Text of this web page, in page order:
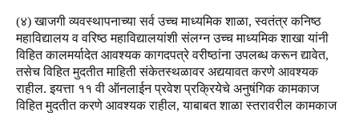
(४) खाजगी व्यवस्थापनाच्या सर्व उच्च माध्यमिक शाळा, स्वतंत्र कनिष्ठ
महाविद्यालय व वरिष्ठ महाविद्यालयांशी संलग्न उच्च माध्यमिक शाखा यांनी
विहित कालमर्यादेत आवश्यक कागदपत्रे वरीष्ठांना उपलब्ध करून द्यावेत,
तसेच विहित मुदतीत माहिती संकेतस्थळावर अद्ययावत करणे आवश्यक
राहील. इयत्ता ११ वी ऑनलाईन प्रवेश प्रक्रियेचे अनुषंगिक कामकाज
विहित मुदतीत करणे आवश्यक राहील, याबाबत शाळा स्तरावरील कामकाज